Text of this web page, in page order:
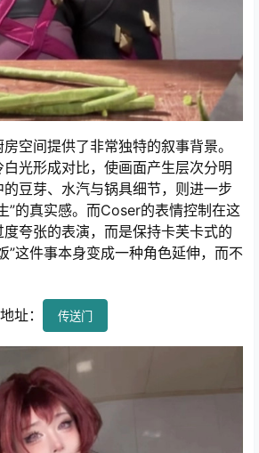
空间提供了非常独特的叙事背景。
光形成对比，使画面产生层次分明
豆芽、水汽与锅具细节，则进一步
”的真实感。而Coser的表情控制在这
夸张的表演，而是保持卡芙卡式的
”这件事本身变成一种角色延伸，而不
址： 传送门